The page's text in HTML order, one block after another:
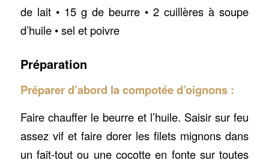
de lait • 15 g de beurre • 2 cuillères à soupe
d’huile • sel et poivre
Préparation
Préparer d’abord la compotée d’oignons :
Faire chauffer le beurre et l’huile. Saisir sur feu
assez vif et faire dorer les filets mignons dans
un fait-tout ou une cocotte en fonte sur toutes